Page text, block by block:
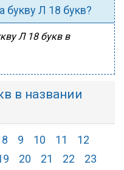
букву Л 18 букв?
Л 18 букв в
в названии
8 9 10 11
12
20 21 22
23